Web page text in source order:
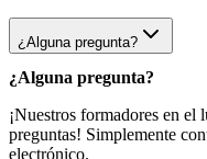
¿Alguna pregunta?
¿Alguna pregunta?
¡Nuestros formadores en el
preguntas! Simplemente
electrónico.